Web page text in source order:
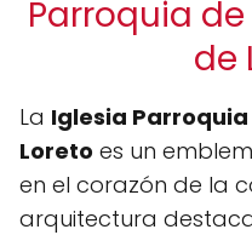
Parroquia
de
La Iglesia
Loreto es un
en el corazón de la
arquitectura